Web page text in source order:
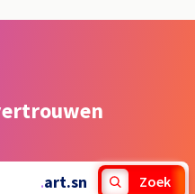
.art.sn Zoek